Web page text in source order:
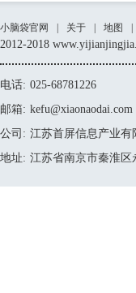
小脑袋官网 关于 地图
2012-2018
电话: 025-68781226
邮箱: kefu@xiaonaodai.com
公司: 江苏首屏信息产业有
地址: 江苏省南京市秦淮区